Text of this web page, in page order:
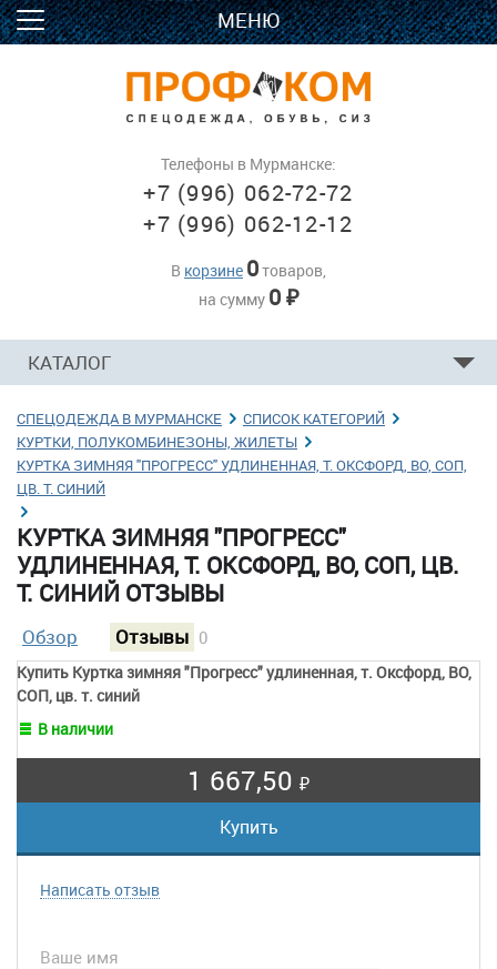
МЕНЮ
В корзине 0товаров,
на сумму 0 ₽
Телефоны в Мурманске:
+7 (996) 062-72-72
+7 (996) 062-12-12
КАТАЛОГ
СПЕЦОДЕЖДА В МУРМАНСКЕ → СПИСОК КАТЕГОРИЙ →
КУРТКИ, ПОЛУКОМБИНЕЗОНЫ, ЖИЛЕТЫ →
КУРТКА ЗИМНЯЯ "ПРОГРЕСС" УДЛИНЕННАЯ, Т. ОКСФОРД, ВО, СОП,
ЦВ. Т. СИНИЙ
→
КУРТКА ЗИМНЯЯ "ПРОГРЕСС"
УДЛИНЕННАЯ, Т. ОКСФОРД, ВО, СОП, ЦВ.
Т. СИНИЙ ОТЗЫВЫ
Обзор Отзывы 0
Купить Куртка зимняя "Прогресс" удлиненная, т. Оксфорд, ВО,
СОП, цв. т. синий
В наличии
1 667,50 ₽
Написать отзыв
Ваше имя